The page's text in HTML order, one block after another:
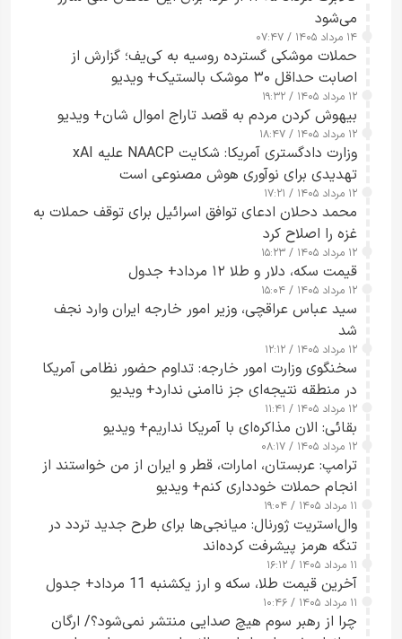
می‌شود
۱۴ مرداد ۱۴۰۵ / ۰۷:۴۷
حملات موشکی گسترده روسیه به کی‌یف؛ گزارش از
اصابت حداقل ۳۰ موشک بالستیک+ ویدیو
۱۲ مرداد ۱۴۰۵ / ۱۹:۳۲
بیهوش کردن مردم به قصد تاراج اموال شان+ ویدیو
۱۲ مرداد ۱۴۰۵ / ۱۸:۴۷
وزارت دادگستری آمریکا: شکایت NAACP علیه xAI
تهدیدی برای نوآوری هوش مصنوعی است
۱۲ مرداد ۱۴۰۵ / ۱۷:۲۱
محمد دحلان ادعای توافق اسرائیل برای توقف حملات به
غزه را اصلاح کرد
۱۲ مرداد ۱۴۰۵ / ۱۵:۲۳
قیمت سکه، دلار و طلا ۱۲ مرداد+ جدول
۱۲ مرداد ۱۴۰۵ / ۱۵:۰۴
سید عباس عراقچی، وزیر امور خارجه ایران وارد نجف
شد
۱۲ مرداد ۱۴۰۵ / ۱۲:۱۲
سخنگوی وزارت امور خارجه: تداوم حضور نظامی آمریکا
در منطقه نتیجه‌ای جز ناامنی ندارد+ ویدیو
۱۲ مرداد ۱۴۰۵ / ۱۱:۴۱
بقائی: الان مذاکره‌ای با آمریکا نداریم+ ویدیو
۱۲ مرداد ۱۴۰۵ / ۰۸:۱۷
ترامپ: عربستان، امارات، قطر و ایران از من خواستند از
انجام حملات خودداری کنم+ ویدیو
۱۱ مرداد ۱۴۰۵ / ۱۹:۰۴
وال‌استریت ژورنال: میانجی‌ها برای طرح جدید تردد در
تنگه هرمز پیشرفت کرده‌اند
۱۱ مرداد ۱۴۰۵ / ۱۶:۱۲
آخرین قیمت طلا، سکه و ارز یکشنبه 11 مرداد+ جدول
۱۱ مرداد ۱۴۰۵ / ۱۰:۴۶
چرا از رهبر سوم هیچ صدایی منتشر نمی‌شود؟/ ارگان